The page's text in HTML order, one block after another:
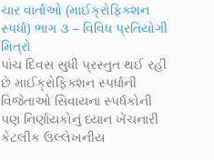
ચાર વાર્તાઓ (માઈક્રોફિક્શન
સ્પર્ધા) ભાગ ૩ – વિવિધ પ્રતિયોગી
મિત્રો
પાંચ દિવસ સુધી પ્રસ્તુત થઈ રહી
છે માઈક્રોફિક્શન સ્પર્ધાની
વિજેતાઓ સિવાયના સ્પર્ધકોની
પણ નિર્ણાયકોનું ધ્યાન ખેંચનારી
કેટલીક ઉલ્લેખનીય